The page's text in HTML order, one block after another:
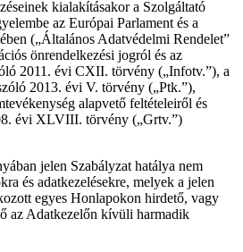
kialakításakor a Szolgáltató
az Európai Parlament és a
(„Általános Adatvédelmi Rendelet”
önrendelkezési jogról és az
2011. évi CXII. törvény („Infotv.”), a
2013. évi V. törvény („Ptk.”),
alapvető feltételeiről és
évi XLVIII. törvény („Grtv.”)
jelen Szabályzat hatálya nem
és adatkezelésekre, melyek a jelen
egyes Honlapokon hirdető, vagy
az Adatkezelőn kívüli harmadik